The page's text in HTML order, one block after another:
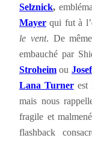
Selznick,
Mayer qui fut à
le vent. De
embauché par
Stroheim ou
Lana Turner est
mais nous
fragile et
flashback